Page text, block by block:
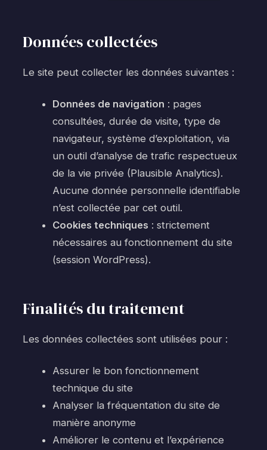
Données collectées
Le site peut collecter les données suivantes :
Données de navigation : pages
consultées, durée de visite, type de
navigateur, système d’exploitation, via
un outil d’analyse de trafic respectueux
de la vie privée (Plausible Analytics).
Aucune donnée personnelle identifiable
n’est collectée par cet outil.
Cookies techniques : strictement
nécessaires au fonctionnement du site
(session WordPress).
Finalités du traitement
Les données collectées sont utilisées pour :
Assurer le bon fonctionnement
technique du site
Analyser la fréquentation du site de
manière anonyme
Améliorer le contenu et l’expérience